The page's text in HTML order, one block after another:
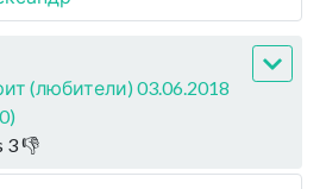
(любители) 03.06.2018
3👎